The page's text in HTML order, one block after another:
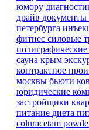
юмору
драйв документы
петербурга
фитнес силовые
полиграфические
сауна крым
контрактное
москвы бьюти
юридические
застройщики
питание диета
coluracetam